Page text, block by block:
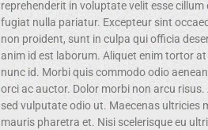
reprehenderit in voluptate velit esse cillum
fugiat nulla pariatur. Excepteur sint
non proident, sunt in culpa qui officia
anim id est laborum. Aliquet enim tortor
nunc id. Morbi quis commodo odio
orci ac auctor. Dolor morbi non arcu risus.
sed vulputate odio ut. Maecenas ultricies
mauris pharetra et. Nisi scelerisque eu